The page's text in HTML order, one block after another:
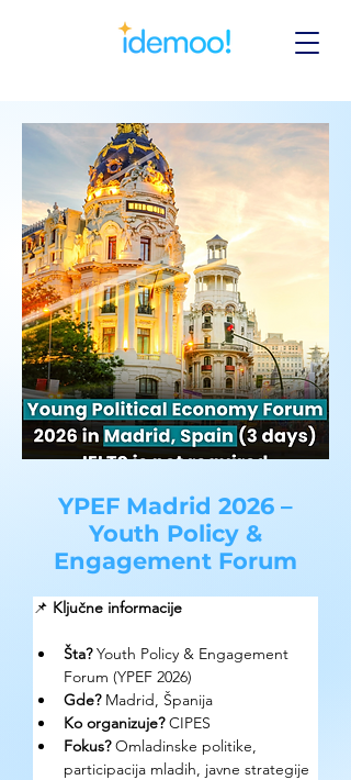
YPEF Madrid 2026 –
Youth Policy &
Engagement Forum
📌 Ključne informacije
Šta? Youth Policy & Engagement
Forum (YPEF 2026)
Gde? Madrid, Španija
Ko organizuje? CIPES
Fokus? Omladinske politike,
participacija mladih, javne strategije